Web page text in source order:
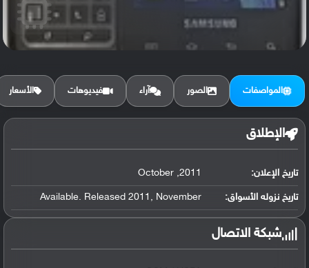
الرام / التخزين:
المواصفات الصور آراء فيديوهات الأسعار
الإطلاق
تاريخ الإعلان: 2011, October
تاريخ نزوله الأسواق: Available. Released 2011, November
شبكة الاتصال